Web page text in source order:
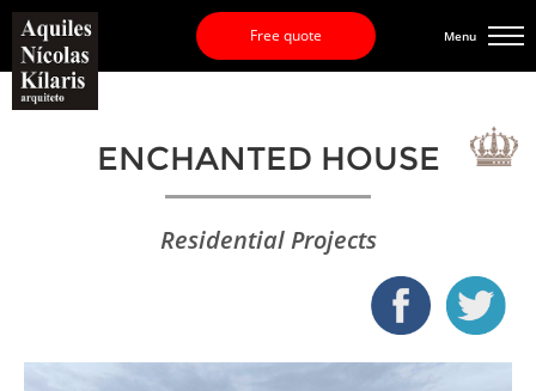
Free quote Menu
ENCHANTED HOUSE
Residential Projects